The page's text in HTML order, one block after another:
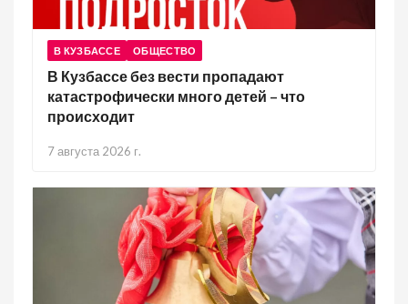
В КУЗБАССЕ ОБЩЕСТВО
В Кузбассе без вести пропадают
катастрофически много детей – что
происходит
7 августа 2026 г.